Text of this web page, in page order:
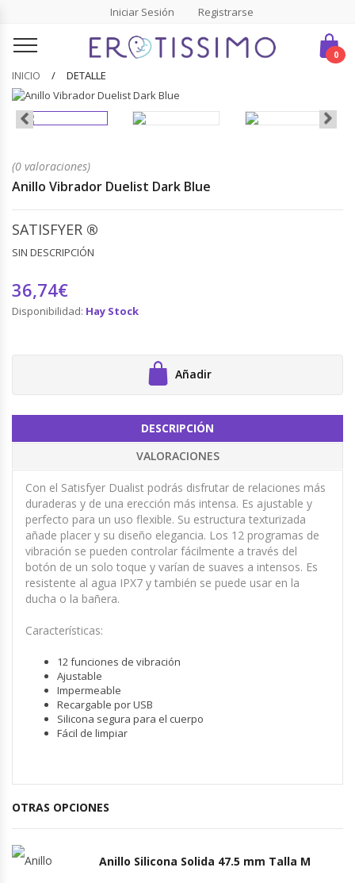
Iniciar Sesión Registrarse
0
INICIO DETALLE
(0 valoraciones)
Anillo Vibrador Duelist Dark Blue
SATISFYER ®
SIN DESCRIPCIÓN
36,74€
Disponibilidad: Hay Stock
Añadir
DESCRIPCIÓN
VALORACIONES
Con el Satisfyer Dualist podrás disfrutar de relaciones más
duraderas y de una erección más intensa. Es ajustable y
perfecto para un uso flexible. Su estructura texturizada
añade placer y su diseño elegancia. Los 12 programas de
vibración se pueden controlar fácilmente a través del
botón de un solo toque y varían de suaves a intensos. Es
resistente al agua IPX7 y también se puede usar en la
ducha o la bañera.
Características:
12 funciones de vibración
Ajustable
Impermeable
Recargable por USB
Silicona segura para el cuerpo
Fácil de limpiar
OTRAS OPCIONES
Anillo Silicona Solida 47.5 mm Talla M